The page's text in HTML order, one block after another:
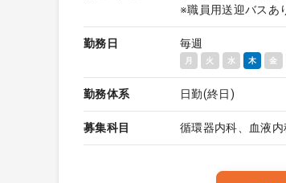
※職員用送迎バスあ
勤務日 毎週
月 火 水 木 金
勤務体系 日勤(終日)
募集科目 循環器内科、血液